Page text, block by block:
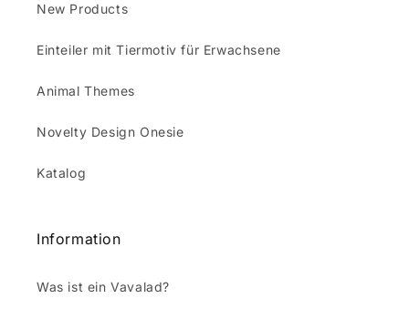
New Products
Einteiler mit Tiermotiv für Erwachsene
Animal Themes
Novelty Design Onesie
Katalog
Information
Was ist ein Vavalad?